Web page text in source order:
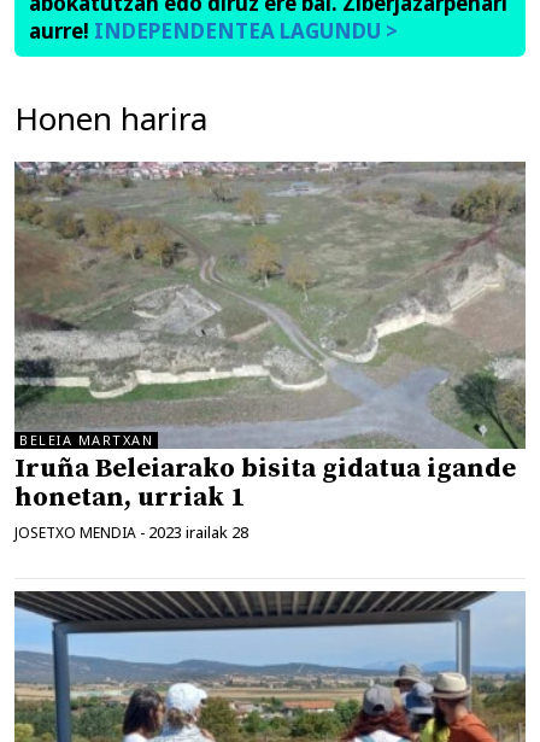
aurre! INDEPENDENTEA LAGUNDU >
Honen harira
BELEIA MARTXAN
Iruña Beleiarako bisita gidatua igande
honetan, urriak 1
JOSETXO MENDIA - 2023 irailak 28